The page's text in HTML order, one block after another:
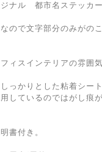
ジナル 都市名ステッカ
ので文字部分のみがの
ィスインテリアの雰囲
っかりとした粘着シー
しているのではがし痕
書付き。